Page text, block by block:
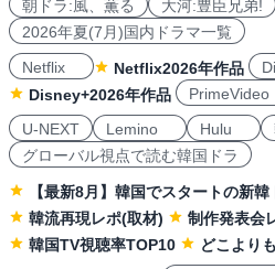
朝ドラ:風、薫る 大河:豊臣兄弟!
2026年夏(7月)国内ドラマ一覧
Netflix
Netflix2026年作品
Disney+2026年作品
PrimeVideo
U-NEXT
Lemino Hulu
グローバル視点で読む韓国ドラ
【最新8月】韓国でスタートの新
韓流再現レポ(取材)
制作発表会
韓国TV視聴率TOP10
どこより